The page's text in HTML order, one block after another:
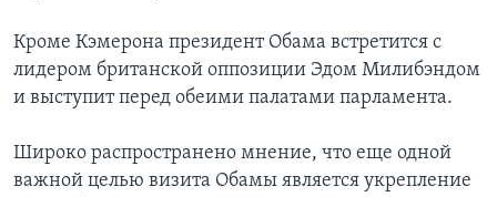
Кроме Кэмерона президент Обама встретится с
лидером британской оппозиции Эдом Милибэндом
и выступит перед обеими палатами парламента.
Широко распространено мнение, что еще одной
важной целью визита Обамы является укрепление